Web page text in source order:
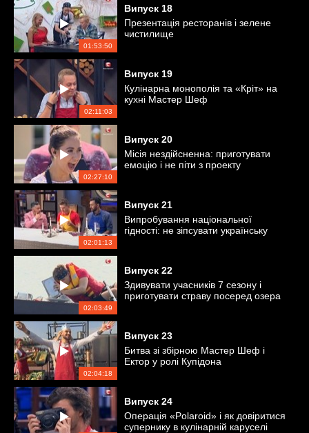
01:53:50
Випуск 18
Презентація ресторанів і зелене
чистилище
02:11:03
Випуск 19
Кулінарна монополія та «Кріт» на
кухні Мастер Шеф
02:27:10
Випуск 20
Місія нездійсненна: приготувати
емоцію і не піти з проекту
02:01:13
Випуск 21
Випробування національної
гідності: не зіпсувати українську
02:03:49
Випуск 22
Здивувати учасників 7 сезону і
приготувати страву посеред озера
02:04:18
Випуск 23
Битва зі збірною Мастер Шеф і
Ектор у ролі Купідона
Випуск 24
Операція «Polaroid» і як довіритися
супернику в кулінарній каруселі